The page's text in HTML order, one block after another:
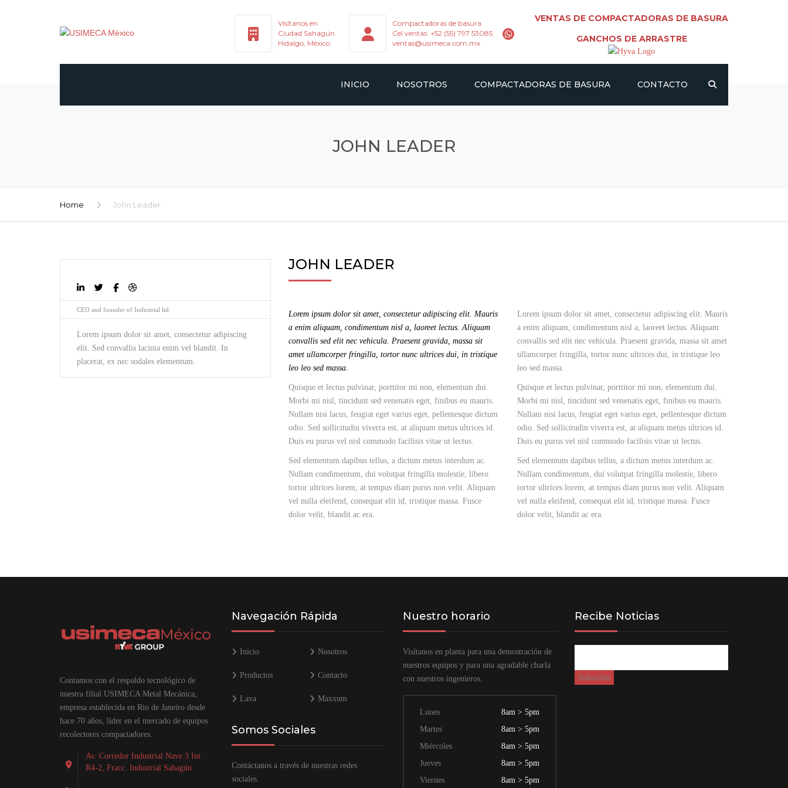
Visítanos en
Ciudad Sahagún
Hidalgo, México
Compactadoras de basura
Cel ventas: +52 (55) 797 53085
ventas@usimeca.com.mx
VENTAS DE COMPACTADORAS DE BASURA
GANCHOS DE ARRASTRE
INICIO NOSOTROS COMPACTADORAS DE BASURA CONTACTO
JOHN LEADER
Home John Leader
CEO and founder of Industrial ltd.
Lorem ipsum dolor sit amet, consectetur adipiscing
elit. Sed convallis lacinia enim vel blandit. In
placerat, ex nec sodales elementum.
JOHN LEADER
Lorem ipsum dolor sit amet, consectetur adipiscing elit. Mauris
a enim aliquam, condimentum nisl a, laoreet lectus. Aliquam
convallis sed elit nec vehicula. Praesent gravida, massa sit
amet ullamcorper fringilla, tortor nunc ultrices dui, in tristique
leo leo sed massa.
Quisque et lectus pulvinar, porttitor mi non, elementum dui.
Morbi mi nisl, tincidunt sed venenatis eget, finibus eu mauris.
Nullam nisi lacus, feugiat eget varius eget, pellentesque dictum
odio. Sed sollicitudin viverra est, at aliquam metus ultrices id.
Duis eu purus vel nisl commodo facilisis vitae ut lectus.
Sed elementum dapibus tellus, a dictum metus interdum ac.
Nullam condimentum, dui volutpat fringilla molestie, libero
tortor ultrices lorem, at tempus diam purus non velit. Aliquam
vel nulla eleifend, consequat elit id, tristique massa. Fusce
dolor velit, blandit ac era.
Lorem ipsum dolor sit amet, consectetur adipiscing elit. Mauris
a enim aliquam, condimentum nisl a, laoreet lectus. Aliquam
convallis sed elit nec vehicula. Praesent gravida, massa sit amet
ullamcorper fringilla, tortor nunc ultrices dui, in tristique leo
leo sed massa.
Quisque et lectus pulvinar, porttitor mi non, elementum dui.
Morbi mi nisl, tincidunt sed venenatis eget, finibus eu mauris.
Nullam nisi lacus, feugiat eget varius eget, pellentesque dictum
odio. Sed sollicitudin viverra est, at aliquam metus ultrices id.
Duis eu purus vel nisl commodo facilisis vitae ut lectus.
Sed elementum dapibus tellus, a dictum metus interdum ac.
Nullam condimentum, dui volutpat fringilla molestie, libero
tortor ultrices lorem, at tempus diam purus non velit. Aliquam
vel nulla eleifend, consequat elit id, tristique massa. Fusce
dolor velit, blandit ac era.
Contamos con el respaldo tecnológico de
nuestra filial USIMECA Metal Mecánica,
empresa establecida en Rio de Janeiro desde
hace 70 años, líder en el mercado de equipos
recolectores compactadores.
Av. Corredor Industrial Nave 3 Int.
R4-2, Fracc. Industrial Sahagún
Navegación Rápida
Inicio Nosotros
Productos Contacto
Lava Maxxum
Somos Sociales
Contáctanos a través de nuestras redes
sociales.
Nuestro horario
Visítanos en planta para una demostración de
nuestros equipos y para una agradable charla
con nuestros ingenieros.
Lunes
8am > 5pm
Martes
8am > 5pm
Miércoles
8am > 5pm
Jueves
8am > 5pm
Viernes
8am > 5pm
Recibe Noticias